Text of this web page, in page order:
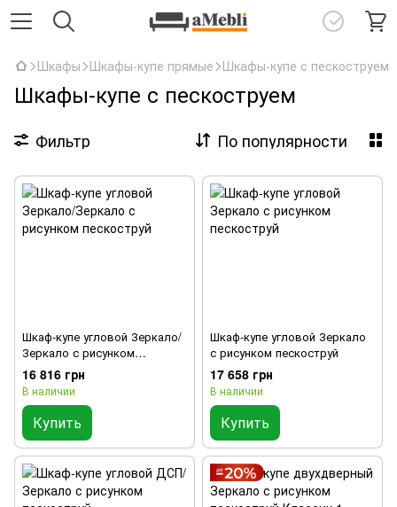
Шкафы Шкафы-купе прямые Шкафы-купе с пескоструем
Шкафы-купе с пескоструем
Фильтр По популярности
Шкаф-купе угловой Зеркало/
Зеркало с рисунком
пескоструй
16 816 грн
В наличии
Купить
Шкаф-купе угловой Зеркало
с рисунком пескоструй
17 658 грн
В наличии
Купить